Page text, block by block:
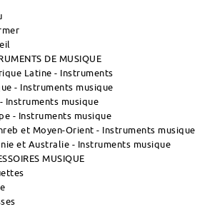
DE MUSIQUE
Latine - Instruments
- Instruments musique
Instruments musique
- Instruments musique
et Moyen-Orient - Instruments musique
et Australie - Instruments musique
MUSIQUE